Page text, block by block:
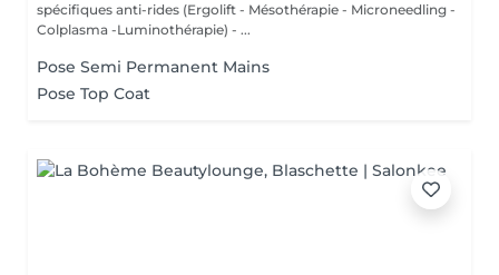
spécifiques anti-rides (Ergolift - Mésothérapie - Microneedling -
Colplasma -Luminothérapie) - ...
Pose Semi Permanent Mains
Pose Top Coat